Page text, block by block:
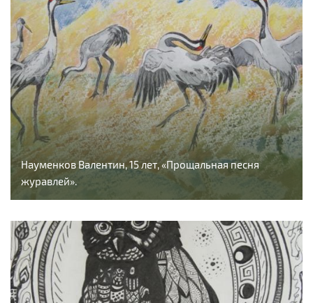
Науменков Валентин, 15 лет, «Прощальная песня
журавлей».